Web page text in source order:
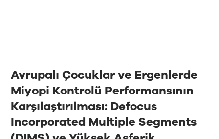
Avrupalı Çocuklar ve Ergenlerde
Miyopi Kontrolü Performansının
Karşılaştırılması: Defocus
Incorporated Multiple Segments